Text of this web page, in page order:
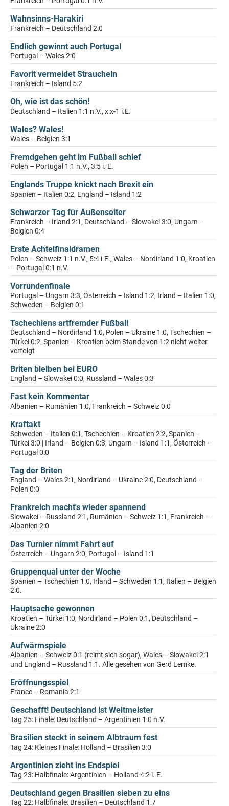
Wahnsinns-Harakiri
Frankreich – Deutschland 2:0
Endlich gewinnt auch Portugal
Portugal – Wales 2:0
Favorit vermeidet Straucheln
Frankreich – Island 5:2
Oh, wie ist das schön!
Deutschland – Italien 1:1 n.V., x:x-1 i.E.
Wales? Wales!
Wales – Belgien 3:1
Fremdgehen geht im Fußball schief
Polen – Portugal 1:1 n.V., 3:5 i. E.
Englands Truppe knickt nach Brexit ein
Spanien – Italien 0:2, England – Island 1:2
Schwarzer Tag für Außenseiter
Frankreich – Irland 2:1, Deutschland – Slowakei 3:0, Ungarn –
Belgien 0:4
Erste Achtelfinaldramen
Polen – Schweiz 1:1 n.V., 5:4 i.E., Wales – Nordirland 1:0, Kroatien
– Portugal 0:1 n.V.
Vorrundenfinale
Portugal – Ungarn 3:3, Österreich – Island 1:2, Irland – Italien 1:0,
Schweden – Belgien 0:1
Tschechiens artfremder Fußball
Deutschland – Nordirland 1:0, Polen – Ukraine 1:0, Tschechien –
Türkei 0:2, Spanien – Kroatien beim Stande von 1:2 nicht weiter
verfolgt
Briten bleiben bei EURO
England – Slowakei 0:0, Russland – Wales 0:3
Fast kein Kommentar
Albanien – Rumänien 1:0, Frankreich – Schweiz 0:0
Kraftakt
Schweden – Italien 0:1, Tschechien – Kroatien 2:2, Spanien –
Türkei 3:0 | Irland – Belgien 0:3, Ungarn – Island 1:1, Österreich –
Portugal 0:0
Tag der Briten
England – Wales 2:1, Nordirland – Ukraine 2:0, Deutschland –
Polen 0:0
Frankreich macht's wieder spannend
Slowakei – Russland 2:1, Rumänien – Schweiz 1:1, Frankreich –
Albanien 2:0
Das Turnier nimmt Fahrt auf
Österreich – Ungarn 2:0, Portugal – Island 1:1
Gruppenqual unter der Woche
Spanien – Tschechien 1:0, Irland – Schweden 1:1, Italien – Belgien
2:0.
Hauptsache gewonnen
Kroatien – Türkei 1:0, Nordirland – Polen 0:1, Deutschland –
Ukraine 2:0
Aufwärmspiele
Albanien – Schweiz 0:1 (reimt sich sogar), Wales – Slowakei 2:1
und England – Russland 1:1. Alle gesehen von Gerd Lemke.
Eröffnungsspiel
France – Romania 2:1
Geschafft! Deutschland ist Weltmeister
Tag 25: Finale: Deutschland – Argentinien 1:0 n.V.
Brasilien steckt in seinem Albtraum fest
Tag 24: Kleines Finale: Holland – Brasilien 3:0
Argentinien zieht ins Endspiel
Tag 23: Halbfinale: Argentinien – Holland 4:2 i. E.
Deutschland gegen Brasilien sieben zu eins
Tag 22: Halbfinale: Brasilien – Deutschland 1:7